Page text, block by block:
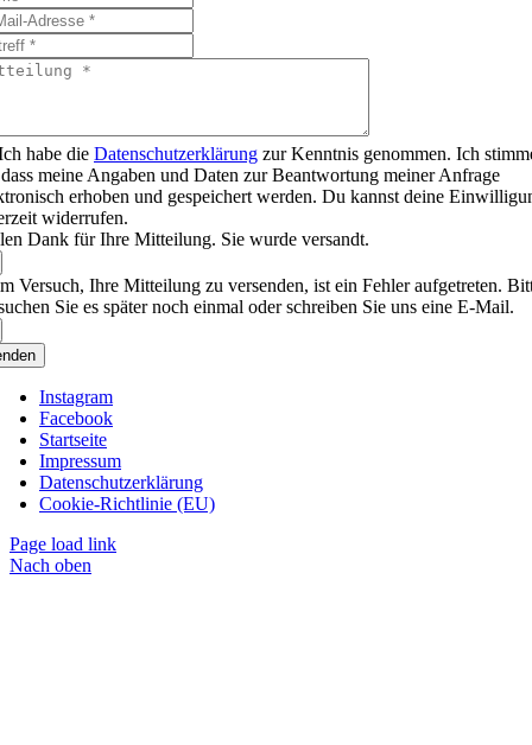
habe die Datenschutzerklärung zur Kenntnis genommen. Ich
meine Angaben und Daten zur Beantwortung meiner Anfrage
erhoben und gespeichert werden. Du kannst deine
widerrufen.
Dank für Ihre Mitteilung. Sie wurde versandt.
Versuch, Ihre Mitteilung zu versenden, ist ein Fehler aufgetreten.
Sie es später noch einmal oder schreiben Sie uns eine E-Mail.
Instagram
Facebook
Startseite
Impressum
Datenschutzerklärung
Cookie-Richtlinie (EU)
Page load link
Nach oben